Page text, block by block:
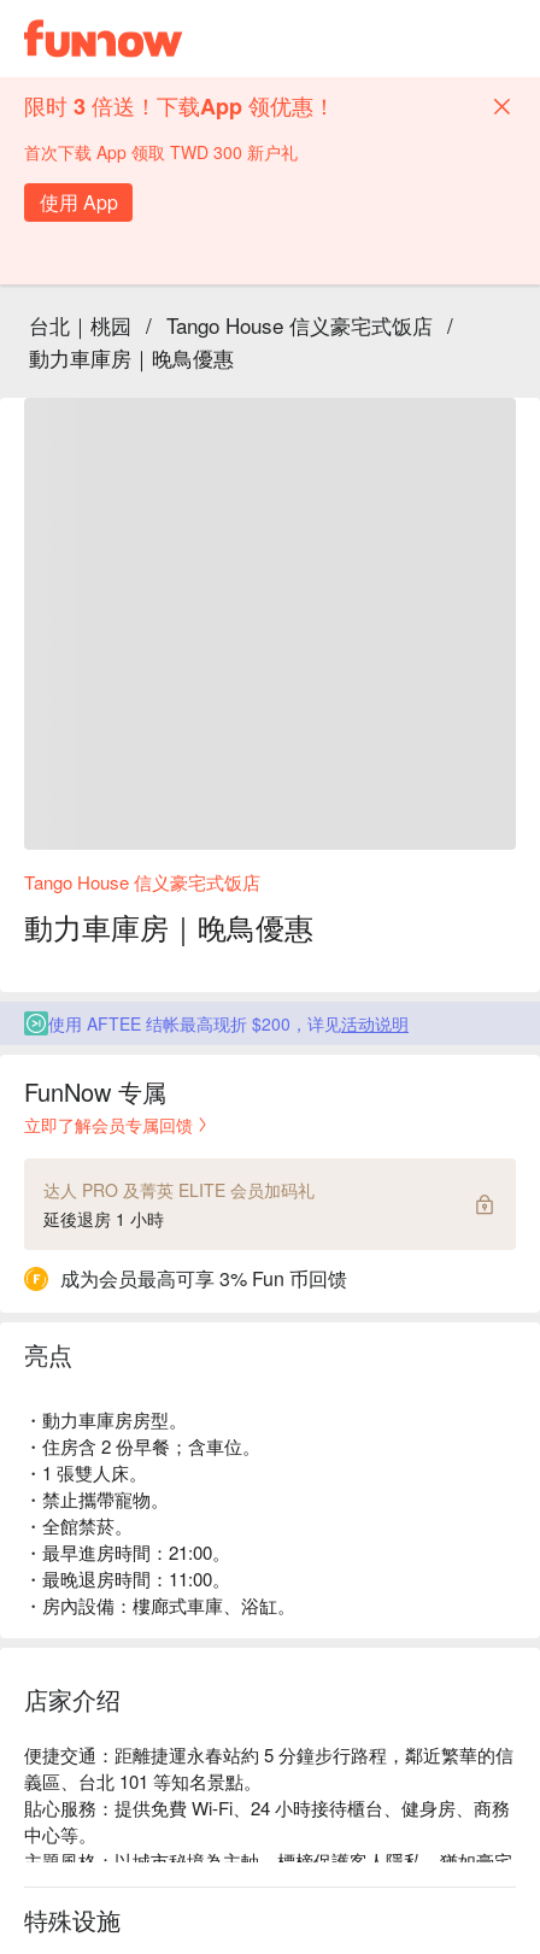
限时 3 倍送！下载App 领优惠！
首次下载 App 领取 TWD 300 新户礼
使用 App
台北｜桃园 / Tango House 信义豪宅式饭店 /
動力車庫房｜晚鳥優惠
Tango House 信义豪宅式饭店
動力車庫房｜晚鳥優惠
使用 AFTEE 结帐最高现折 $200，详见活动说明
FunNow 专属
立即了解会员专属回馈
达人 PRO 及菁英 ELITE 会员加码礼
延後退房 1 小時
成为会员最高可享 3% Fun 币回馈
亮点
・動力車庫房房型。
・住房含 2 份早餐；含車位。
・1 張雙人床。
・禁止攜帶寵物。
・全館禁菸。
・最早進房時間：21:00。
・最晚退房時間：11:00。
・房內設備：樓廊式車庫、浴缸。
店家介绍
便捷交通：距離捷運永春站約 5 分鐘步行路程，鄰近繁華的信
義區、台北 101 等知名景點。
貼心服務：提供免費 Wi-Fi、24 小時接待櫃台、健身房、商務
中心等。
主題風格：以城市秘境為主軸，標榜保護客人隱私，猶如豪宅
般的休憩空間，每間客房都配有專屬車位連通房間，奢華的客
房設計與裝飾，以及高級的衛浴設備，讓你感受就像富豪在家
一般的享受。
特殊设施